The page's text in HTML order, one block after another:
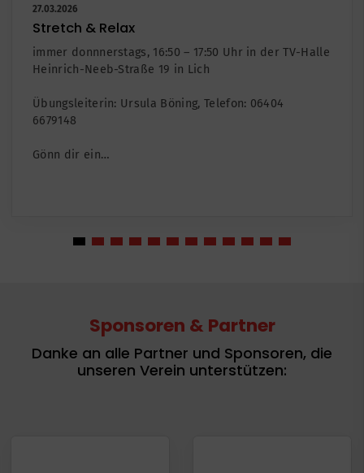
27.03.2026
Stretch & Relax
immer donnnerstags, 16:50 – 17:50 Uhr in der TV-Halle
Heinrich-Neeb-Straße 19 in Lich
Übungsleiterin: Ursula Böning, Telefon: 06404 6679148
Sponsoren & Partner
Danke an alle Partner und Sponsoren, die
unseren Verein unterstützen: